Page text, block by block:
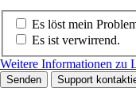
Es löst mein
Es ist verwirrend.
Weitere Informationen zu
Senden Support